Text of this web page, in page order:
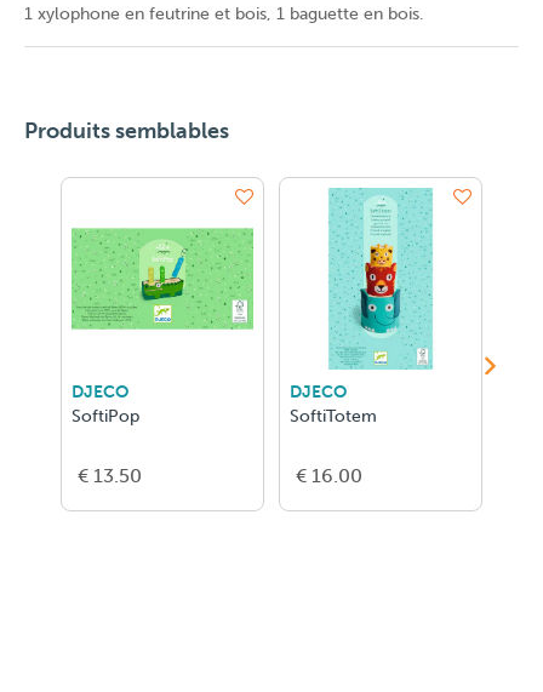
1 xylophone en feutrine et bois, 1 baguette en bois.
Produits semblables
DJECO
SoftiPop
€ 13.50
DJECO
SoftiTotem
€ 16.00